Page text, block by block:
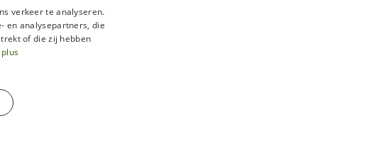
rights
verkeer te analyseren.
en analysepartners, die
of die zij hebben